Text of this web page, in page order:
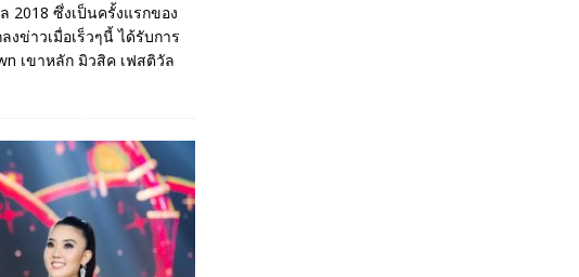
2018 ซึ่งเป็นครั้งแรกของ
ข่าวเมื่อเร็วๆนี้ ได้รับการ
เขาหลัก มิวสิค เฟสติวัล